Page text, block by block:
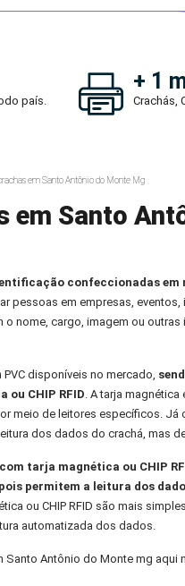
país.
+ 1
Crachás,
em Santo Antônio do Monte Mg
em Santo
confeccionadas
pessoas em empresas, eventos,
nome, cargo, imagem ou
disponíveis no mercado,
ou CHIP RFID . A tarja
meio de leitores específicos. Já
dos dados do crachá, mas
tarja magnética ou CHIP
permitem a leitura dos
ou CHIP RFID são mais
automatizada dos dados.
Antônio do Monte mg aqui